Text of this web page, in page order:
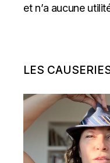
et n’a aucune
LES